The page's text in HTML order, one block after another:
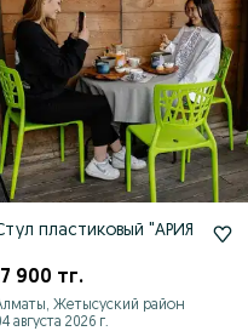
пластиковый "АРИЯ
900 тг.
Жетысуский район
августа 2026 г.